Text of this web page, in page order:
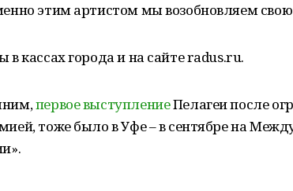
этим артистом мы возобновляем
в кассах города и на сайте radus.ru.
первое выступлениеПелагеи после
тоже было в Уфе – в сентябре на